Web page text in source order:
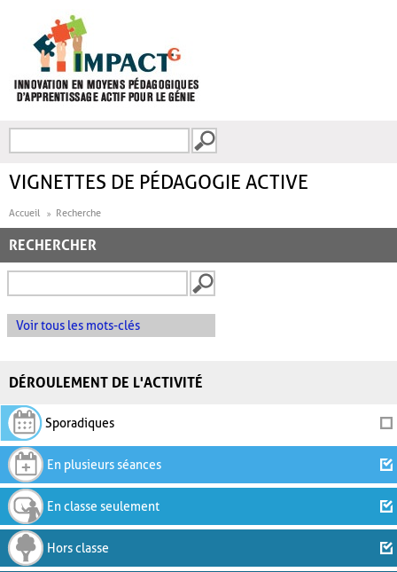
FORMULAIRE DE
VIGNETTES DE PÉDAGOGIE ACTIVE
Accueil Recherche
RECHERCHER
Voir tous les mots-clés
DÉROULEMENT DE L'ACTIVITÉ
Sporadiques
En plusieurs séances
En classe seulement
Hors classe